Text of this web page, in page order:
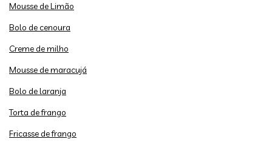
Mousse de Limão
Bolo de cenoura
Creme de milho
Mousse de maracujá
Bolo de laranja
Torta de frango
Fricasse de frango